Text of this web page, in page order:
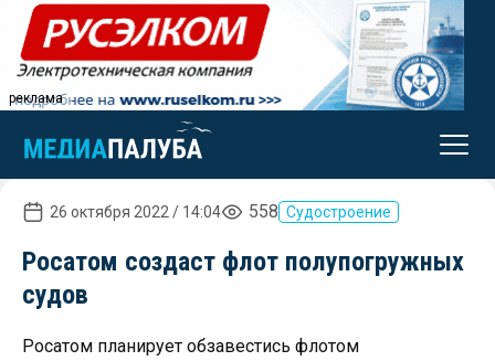
реклама
26 октября 2022 / 14:04 558 Судостроение
Росатом создаст флот полупогружных
судов
Росатом планирует обзавестись флотом